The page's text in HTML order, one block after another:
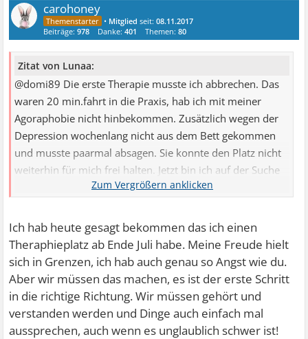
carohoney
• Mitglied seit:08.11.2017
Beiträge:978 Danke:401 Themen:80
Zitat von Lunaa:
@domi89 Die erste Therapie musste ich abbrechen. Das
waren 20 min.fahrt in die Praxis, hab ich mit meiner
Agoraphobie nicht hinbekommen. Zusätzlich wegen der
Depression wochenlang nicht aus dem Bett gekommen
und musste paarmal absagen. Sie konnte den Platz nicht
weiterhin für mich frei halten. Jetzt bin ich auf der Suche
nach einem anderen Therapeuten. Aber diesmal an
Telefon. Spreche auf AB aber keiner Ruft zurück. Bei einer
stehe ich auf der Warteliste. Da muss ich Mitte des
Monats mich nochmal melden. Ich habe sogar Angst vor
der Therapie. Wie soll man das denn bitte durchbrechen
wenn sogar die Therapie einem Angst macht
Ich hab heute gesagt bekommen das ich einen
Theraphieplatz ab Ende Juli habe. Meine Freude hielt
sich in Grenzen, ich hab auch genau so Angst wie du.
Aber wir müssen das machen, es ist der erste Schritt
in die richtige Richtung. Wir müssen gehört und
verstanden werden und Dinge auch einfach mal
aussprechen, auch wenn es unglaublich schwer ist!